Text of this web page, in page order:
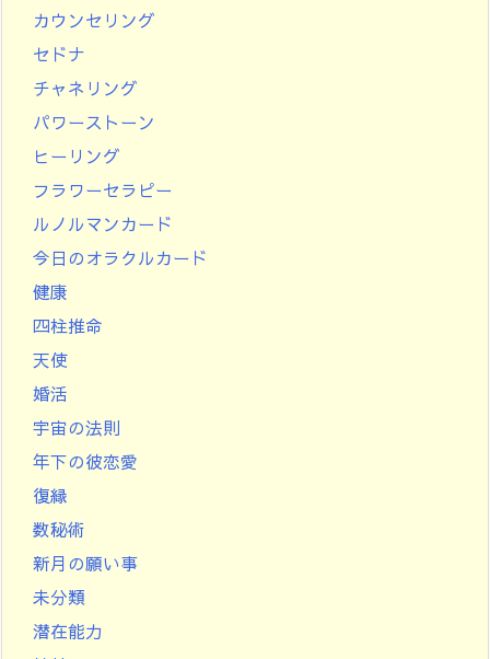
カウンセリング
セドナ
チャネリング
パワーストーン
ヒーリング
フラワーセラピー
ルノルマンカード
今日のオラクルカード
健康
四柱推命
天使
婚活
宇宙の法則
年下の彼恋愛
復縁
数秘術
新月の願い事
未分類
潜在能力